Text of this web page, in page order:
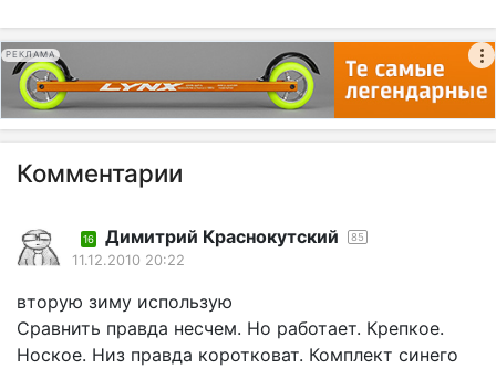
РЕКЛАМА
Комментарии
16 Димитрий Краснокутский 85
11.12.2010 20:22
вторую зиму использую
Сравнить правда несчем. Но работает. Крепкое.
Ноское. Низ правда коротковат. Комплект синего